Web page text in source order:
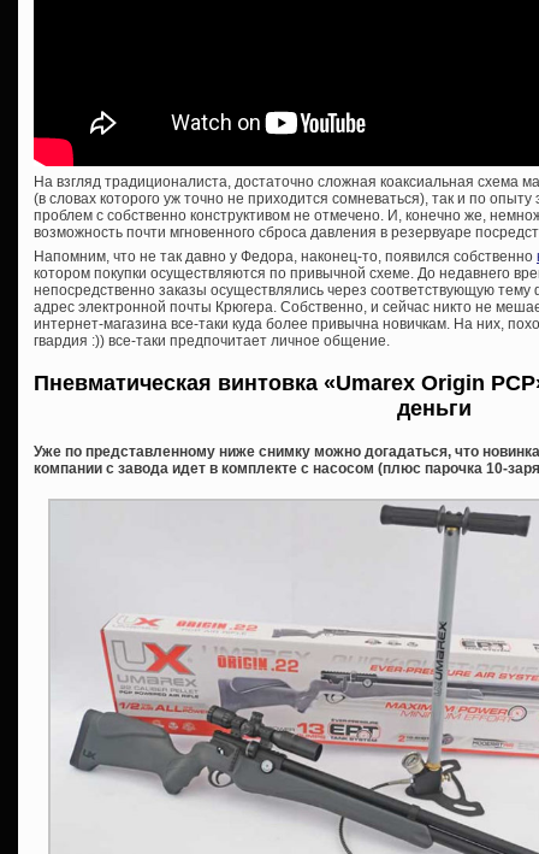
На взгляд традиционалиста, достаточно сложная коаксиальная схема
(в словах которого уж точно не приходится сомневаться), так и по
проблем с собственно конструктивом не отмечено. И, конечно же,
возможность почти мгновенного сброса давления в резервуаре
Напомним, что не так давно у Федора, наконец-то, появился собственно
котором покупки осуществляются по привычной схеме. До недавнего
непосредственно заказы осуществлялись через соответствующую
адрес электронной почты Крюгера. Собственно, и сейчас никто не
интернет-магазина все-таки куда более привычна новичкам. На них,
гвардия :)) все-таки предпочитает личное общение.
Пневматическая винтовка «Umarex Origin
деньги
Уже по представленному ниже снимку можно догадаться, что
компании с завода идет в комплекте с насосом (плюс парочка 10-